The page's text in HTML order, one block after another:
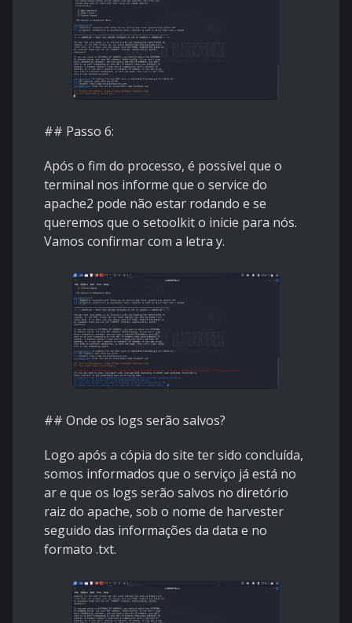
## Passo 6:
Após o fim do processo, é possível que o
terminal nos informe que o service do
apache2 pode não estar rodando e se
queremos que o setoolkit o inicie para nós.
Vamos confirmar com a letra y.
## Onde os logs serão salvos?
Logo após a cópia do site ter sido concluída,
somos informados que o serviço já está no
ar e que os logs serão salvos no diretório
raiz do apache, sob o nome de harvester
seguido das informações da data e no
formato .txt.